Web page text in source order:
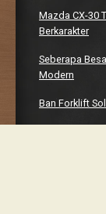
Mazda CX-30
Berkarakter
Seberapa
Modern
Ban Forklift